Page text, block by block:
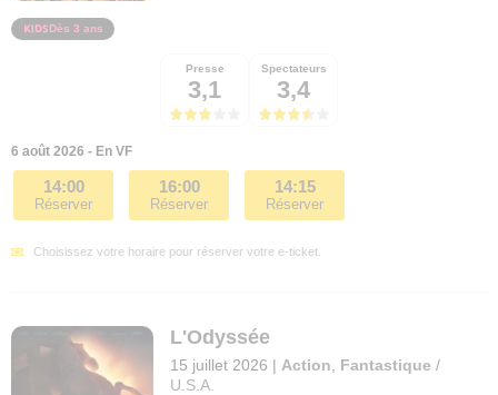
Dès 3 ans
Presse
3,1
Spectateurs
3,4
6 août 2026 - En VF
14:00
Réserver
16:00
Réserver
14:15
Réserver
Choisissez votre horaire pour réserver votre e-ticket.
L'Odyssée
15 juillet 2026 | Action Fantastique /
U.S.A.